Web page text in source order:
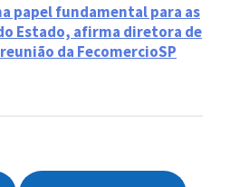
papel fundamental para as
Estado, afirma diretora de
da FecomercioSP